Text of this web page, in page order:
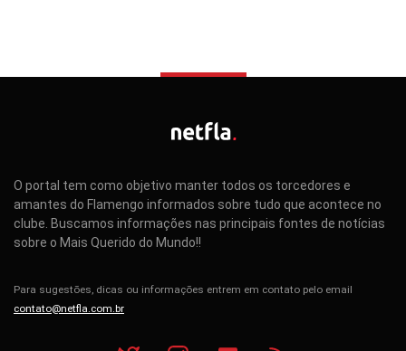
O portal tem como objetivo manter todos os torcedores e
amantes do Flamengo informados sobre tudo que acontece no
clube. Buscamos informações nas principais fontes de notícias
sobre o Mais Querido do Mundo!!
Para sugestões, dicas ou informações entrem em contato pelo email
contato@netfla.com.br